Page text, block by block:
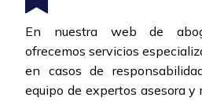
En nuestra web de
ofrecemos servicios
en casos de
equipo de expertos asesora y